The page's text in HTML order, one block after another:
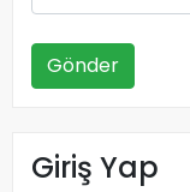
Gönder
Giriş Yap